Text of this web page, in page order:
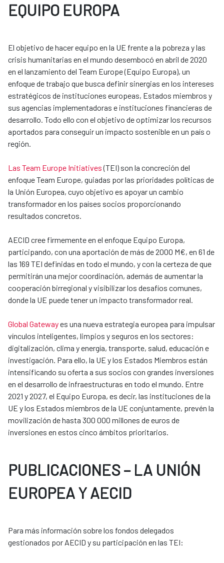
EQUIPO EUROPA
El objetivo de hacer equipo en la UE frente a la pobreza y las
crisis humanitarias en el mundo desembocó en abril de 2020
en el lanzamiento del Team Europe (Equipo Europa), un
enfoque de trabajo que busca definir sinergias en los intereses
estratégicos de instituciones europeas, Estados miembros y
sus agencias implementadoras e instituciones financieras de
desarrollo. Todo ello con el objetivo de optimizar los recursos
aportados para conseguir un impacto sostenible en un país o
región.
Las Team Europe Initiatives(TEI) son la concreción del
enfoque Team Europe, guiadas por las prioridades políticas de
la Unión Europea, cuyo objetivo es apoyar un cambio
transformador en los países socios proporcionando
resultados concretos.
AECID cree firmemente en el enfoque Equipo Europa,
participando, con una aportación de más de 2000 M€, en 61 de
las 169 TEI definidas en todo el mundo, y con la certeza de que
permitirán una mejor coordinación, además de aumentar la
cooperación birregional y visibilizar los desafíos comunes,
donde la UE puede tener un impacto transformador real.
Global Gatewayes una nueva estrategia europea para impulsar
vínculos inteligentes, limpios y seguros en los sectores:
digitalización, clima y energía, transporte, salud, educación e
investigación. Para ello, la UE y los Estados Miembros están
intensificando su oferta a sus socios con grandes inversiones
en el desarrollo de infraestructuras en todo el mundo. Entre
2021 y 2027, el Equipo Europa, es decir, las instituciones de la
UE y los Estados miembros de la UE conjuntamente, prevén la
movilización de hasta 300 000 millones de euros de
inversiones en estos cinco ámbitos prioritarios.
PUBLICACIONES – LA UNIÓN
EUROPEA Y AECID
Para más información sobre los fondos delegados
gestionados por AECID y su participación en las TEI: